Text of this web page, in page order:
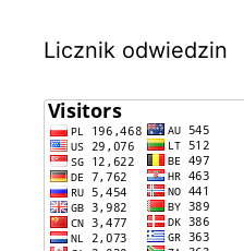
Licznik odwiedzin